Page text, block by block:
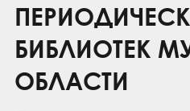
БИБЛИОТЕК
ОБЛАСТИ